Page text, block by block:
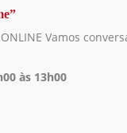
ONLINE Vamos
às 13h00